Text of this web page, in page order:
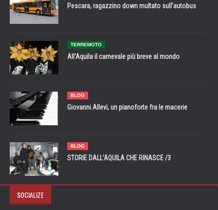
Pescara, ragazzino down multato sull’autobus
TERREMOTO
All’Aquila il carnevale più breve al mondo
BLOG
Giovanni Allevi, un pianoforte fra le macerie
BLOG
STORIE DALL’AQUILA CHE RINASCE /3
SOCIALIZE